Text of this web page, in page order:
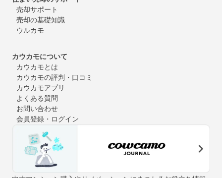
売却サポート
売却の基礎知識
ウルカモ
カウカモについて
カウカモとは
カウカモの評判・口コミ
カウカモアプリ
よくある質問
お問い合わせ
会員登録・ログイン